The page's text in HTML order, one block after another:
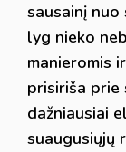
sausainį
lyg nieko
manieromis
prisiriša prie
dažniausiai
suaugusiųjų